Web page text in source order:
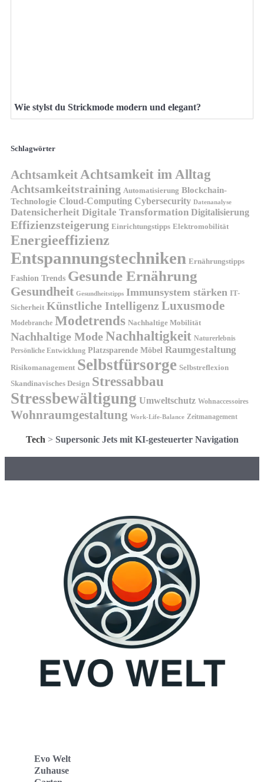
Wie stylst du Strickmode modern und elegant?
Schlagwörter
AchtsamkeitAchtsamkeit im Alltag
Achtsamkeitstraining Automatisierung Blockchain-
Technologie Cloud-Computing Cybersecurity Datenanalyse
Datensicherheit Digitale Transformation Digitalisierung
Effizienzsteigerung Einrichtungstipps Elektromobilität
Energieeffizienz
Entspannungstechniken Ernährungstipps
Fashion Trends Gesunde Ernährung
Gesundheit Gesundheitstipps Immunsystem stärken IT-
Sicherheit Künstliche IntelligenzLuxusmode
Modebranche Modetrends Nachhaltige Mobilität
Nachhaltige ModeNachhaltigkeit Naturerlebnis
Persönliche Entwicklung Platzsparende Möbel Raumgestaltung
Risikomanagement Selbstfürsorge Selbstreflexion
Skandinavisches Design Stressabbau
Stressbewältigung Umweltschutz Wohnaccessoires
Wohnraumgestaltung Work-Life-Balance Zeitmanagement
Tech > Supersonic Jets mit KI-gesteuerter Navigation
Evo Welt
Zuhause